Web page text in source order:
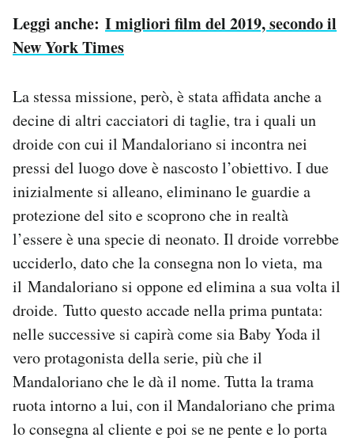
Leggi anche: I migliori film del 2019, secondo il
New York Times
La stessa missione, però, è stata affidata anche a
decine di altri cacciatori di taglie, tra i quali un
droide con cui il Mandaloriano si incontra nei
pressi del luogo dove è nascosto l’obiettivo. I due
inizialmente si alleano, eliminano le guardie a
protezione del sito e scoprono che in realtà
l’essere è una specie di neonato. Il droide vorrebbe
ucciderlo, dato che la consegna non lo vieta, ma
il Mandaloriano si oppone ed elimina a sua volta il
droide. Tutto questo accade nella prima puntata:
nelle successive si capirà come sia Baby Yoda il
vero protagonista della serie, più che il
Mandaloriano che le dà il nome. Tutta la trama
ruota intorno a lui, con il Mandaloriano che prima
lo consegna al cliente e poi se ne pente e lo porta